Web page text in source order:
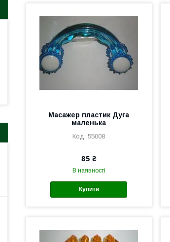
Масажер пластик Дуга
маленька
55008
85 ₴
В наявності
Купити